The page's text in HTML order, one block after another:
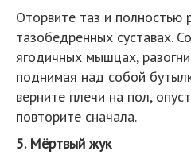
Оторвите таз и полностью
тазобедренных суставах.
ягодичных мышцах,
поднимая над собой
верните плечи на пол,
повторите сначала.
5. Мёртвый жук